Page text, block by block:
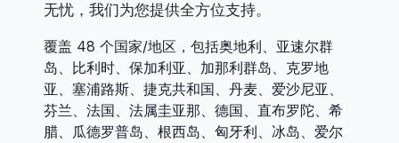
无忧，我们为您提供全方位支持。
覆盖 48 个国家/地区，包括奥地利、亚速尔群
岛、比利时、保加利亚、加那利群岛、克罗地
亚、塞浦路斯、捷克共和国、丹麦、爱沙尼亚、
芬兰、法国、法属圭亚那、德国、直布罗陀、希
腊、瓜德罗普岛、根西岛、匈牙利、冰岛、爱尔